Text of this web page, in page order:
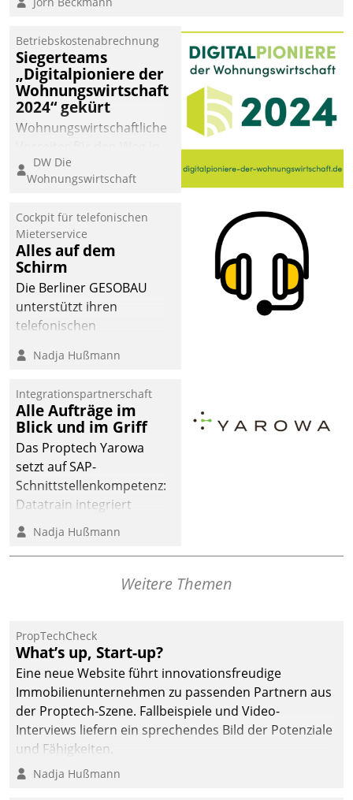
Betriebskostenabrechnung
Siegerteams
„Digitalpioniere der
Wohnungswirtschaft
2024“ gekürt
Wohnungswirtschaftliche
eine digitale Zukunft zu
finden, ist das Ziel des
der
Wohnungswirtschaft“.
Bewerben können sich
dafür ein Team
bestehend aus
Wohnungsunternehmen
und PropTech.
DW Die
Wohnungswirtschaft
Cockpit für telefonischen
Mieterservice
Alles auf dem
Schirm
Die Berliner GESOBAU
unterstützt ihren
telefonischen
digitalen Cockpit, das
passende Fragen und
Schlagworte auswirft.
Eine intuitive
Dialogführung ermöglicht
dem externen
Serviceteam, Anrufe von
Mietenden zügiger und
effizienter zu bearbeiten.
Nadja Hußmann
Integrationspartnerschaft
Alle Aufträge im
Blick und im Griff
Das Proptech Yarowa
setzt auf SAP-
Schnittstellenkompetenz:
Datatrain integriert
Yarowas Portal zur
Vergabe und Verwaltung
von Aufträgen der
deutscher
Wohnungsunternehmen
– und beschleunigt damit
den Weg vom
Mieteranliegen zum
Dienstleisterauftrag.
Nadja Hußmann
Weitere Themen
PropTechCheck
What’s up, Start-up?
Eine neue Website führt innovationsfreudige
Immobilienunternehmen zu passenden Partnern aus
der Proptech-Szene. Fallbeispiele und Video-
Interviews liefern ein sprechendes Bild der Potenziale
und Fähigkeiten.
Nadja Hußmann